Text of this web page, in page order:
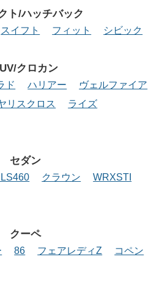
ト/ハッチバック
スイフト フィット シビック
クロカン
ド ハリアー
ヴェルファイア
リスクロス
ライズ
セダン
クラウン
WRXSTI
クーペ
86 フェアレディZ
コペン